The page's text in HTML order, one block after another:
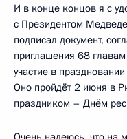
И в конце концов я с
с Президентом
подписал документ,
приглашения 68 главам
участие в
Оно пройдёт 2 июня в
праздником – Днём